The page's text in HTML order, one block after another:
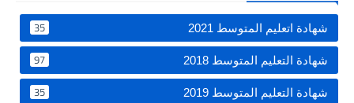
شهادة اتعليم المتوسط 2021 35
شهادة التعليم المتوسط 2018 97
شهادة التعليم المتوسط 2019 35